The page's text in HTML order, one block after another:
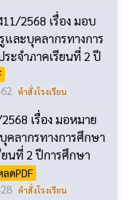
2568 เรื่อง มอบ
และบุคลากรทางการ
ะจำภาคเรียนที่ 2 ปี
คำสั่งโรงเรียน
เรื่อง มอหมาย
คลากรทางการศึกษา
นที่ 2 ปีการศึกษา
ดPDF
คำสั่งโรงเรียน